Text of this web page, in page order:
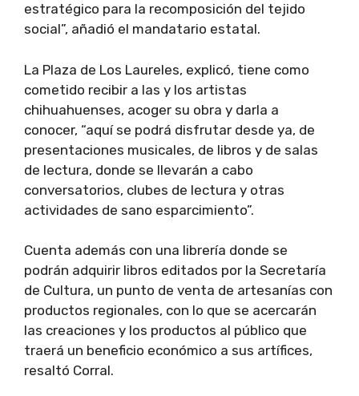
estratégico para la recomposición del tejido
social”, añadió el mandatario estatal.
La Plaza de Los Laureles, explicó, tiene como
cometido recibir a las y los artistas
chihuahuenses, acoger su obra y darla a
conocer, “aquí se podrá disfrutar desde ya, de
presentaciones musicales, de libros y de salas
de lectura, donde se llevarán a cabo
conversatorios, clubes de lectura y otras
actividades de sano esparcimiento”.
Cuenta además con una librería donde se
podrán adquirir libros editados por la Secretaría
de Cultura, un punto de venta de artesanías con
productos regionales, con lo que se acercarán
las creaciones y los productos al público que
traerá un beneficio económico a sus artífices,
resaltó Corral.